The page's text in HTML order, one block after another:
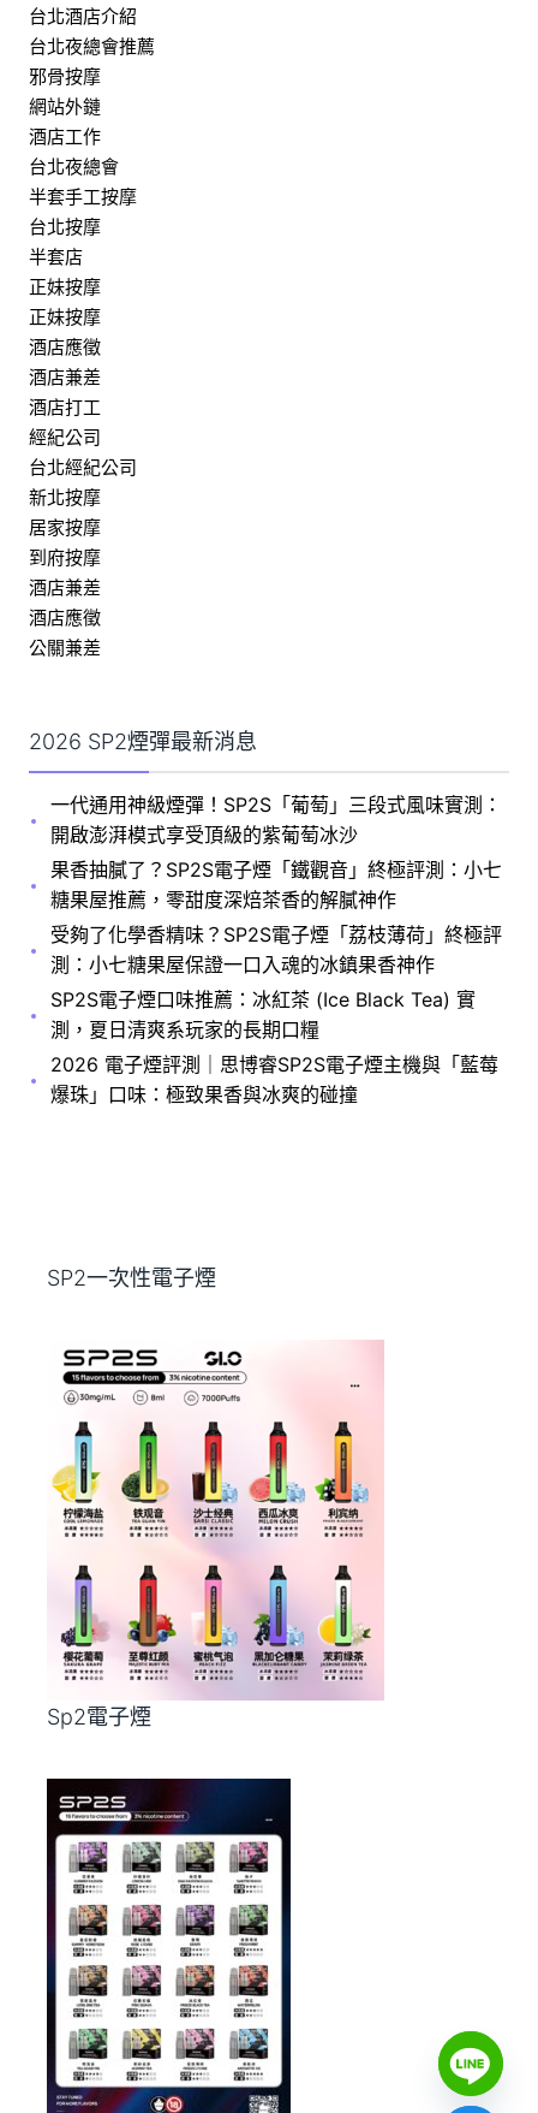
台北酒店介紹
台北夜總會推薦
邪骨按摩
網站外鏈
酒店工作
台北夜總會
半套手工按摩
台北按摩
半套店
正妹按摩
正妹按摩
酒店應徵
酒店兼差
酒店打工
經紀公司
台北經紀公司
新北按摩
居家按摩
到府按摩
酒店兼差
酒店應徵
公關兼差
2026 SP2煙彈最新消息
一代通用神級煙彈！SP2S「葡萄」三段式風味實測：
開啟澎湃模式享受頂級的紫葡萄冰沙
果香抽膩了？SP2S電子煙「鐵觀音」終極評測：小七
糖果屋推薦，零甜度深焙茶香的解膩神作
受夠了化學香精味？SP2S電子煙「荔枝薄荷」終極評
測：小七糖果屋保證一口入魂的冰鎮果香神作
SP2S電子煙口味推薦：冰紅茶 (Ice Black Tea) 實
測，夏日清爽系玩家的長期口糧
2026 電子煙評測｜思博睿SP2S電子煙主機與「藍莓
爆珠」口味：極致果香與冰爽的碰撞
SP2一次性電子煙
Sp2電子煙
C
H
A
T
Y